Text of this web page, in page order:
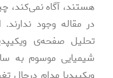
هستند، آگاه نمی‌کند،
در مقاله وجود
تحلیل صفحه‌­ی
شیمیایی موسوم به